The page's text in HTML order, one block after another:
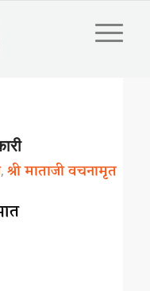
,श्री माताजी वचनामृत